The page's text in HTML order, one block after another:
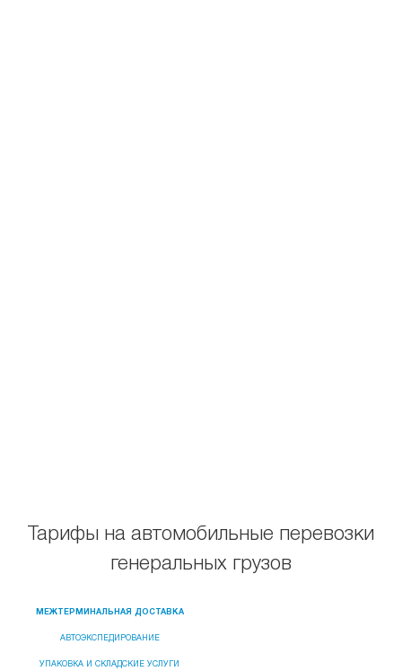
Тарифы на автомобильные перевозки
генеральных грузов
МЕЖТЕРМИНАЛЬНАЯ ДОСТАВКА
АВТОЭКСПЕДИРОВАНИЕ
УПАКОВКА И СКЛАДСКИЕ УСЛУГИ